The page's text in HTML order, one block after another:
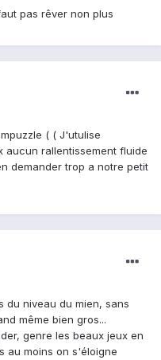
pas rêver non plus
( ( J'utulise
aucun rallentissement fluide
demander trop a notre petit
du niveau du mien, sans
même bien gros...
genre les beaux jeux en
au moins on s'éloigne